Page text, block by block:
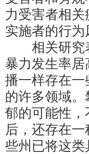
力受害者相
实施者的行
相关研究表
暴力发生率
播一样存在
的许多领域
郁的可能性
后，还存在
些州已将这